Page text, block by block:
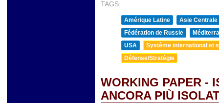
TAGS:
Amérique Latine
Asie Centrale
Fédération de Russie
USA
Système international et
Défense/Stratégie
WORKING PAPER -
ANCORA PIÙ